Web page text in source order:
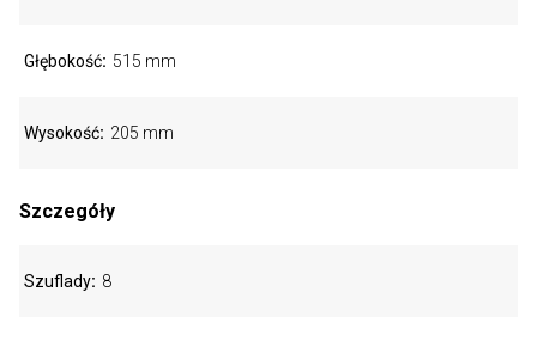
Głębokość 515 mm
Wysokość 205 mm
Szczegóły
Szuflady 8